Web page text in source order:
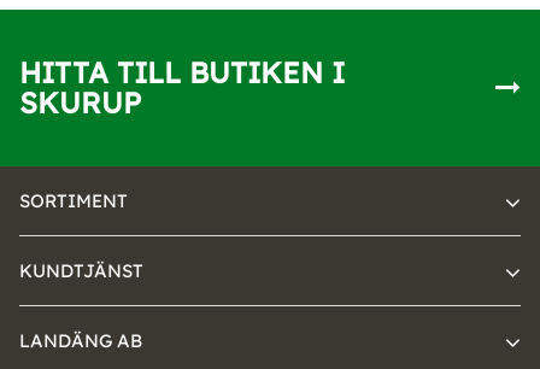
HITTA TILL BUTIKEN I
SKURUP
SORTIMENT
KUNDTJÄNST
LANDÄNG AB